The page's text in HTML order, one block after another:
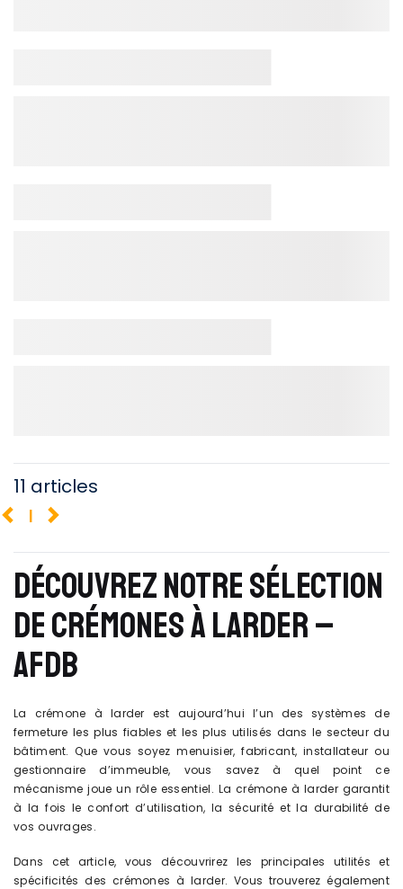
11 articles
1
DÉCOUVREZ NOTRE SÉLECTION
DE CRÉMONES À LARDER –
AFDB
La crémone à larder est aujourd’hui l’un des systèmes de
fermeture les plus fiables et les plus utilisés dans le secteur du
bâtiment. Que vous soyez menuisier, fabricant, installateur ou
gestionnaire d’immeuble, vous savez à quel point ce
mécanisme joue un rôle essentiel. La crémone à larder garantit
à la fois le confort d’utilisation, la sécurité et la durabilité de
vos ouvrages.
Dans cet article, vous découvrirez les principales utilités et
spécificités des crémones à larder. Vous trouverez également